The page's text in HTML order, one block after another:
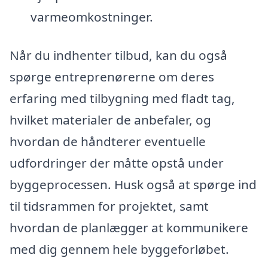
varmeomkostninger.
Når du indhenter tilbud, kan du også
spørge entreprenørerne om deres
erfaring med tilbygning med fladt tag,
hvilket materialer de anbefaler, og
hvordan de håndterer eventuelle
udfordringer der måtte opstå under
byggeprocessen. Husk også at spørge ind
til tidsrammen for projektet, samt
hvordan de planlægger at kommunikere
med dig gennem hele byggeforløbet.